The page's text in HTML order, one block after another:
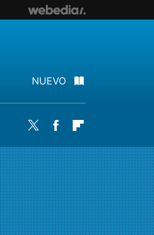
NUEVO
Twitter Facebook